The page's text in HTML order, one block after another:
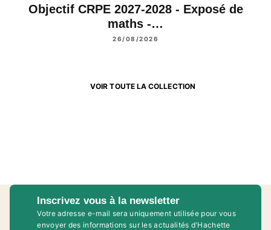
Objectif CRPE 2027-2028 - Exposé de
maths -…
26/08/2026
VOIR TOUTE LA COLLECTION
Inscrivez vous à la newsletter
Votre adresse e-mail sera uniquement utilisée pour vous
envoyer des informations sur les actualités d'Hachette